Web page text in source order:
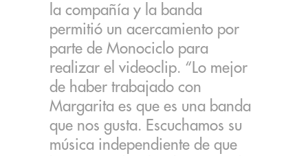
la compañía y la banda
permitió un acercamiento por
parte de Monociclo para
realizar el videoclip. “Lo mejor
de haber trabajado con
Margarita es que es una banda
que nos gusta. Escuchamos su
música independiente de que